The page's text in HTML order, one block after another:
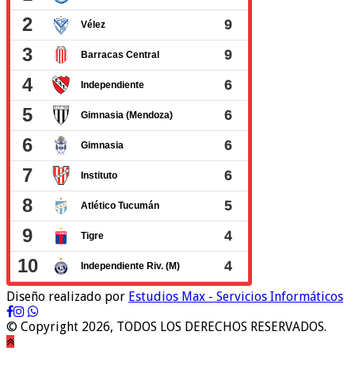
Diseño realizado por Estudios Max - Servicios Informáticos
© Copyright 2026, TODOS LOS DERECHOS RESERVADOS.